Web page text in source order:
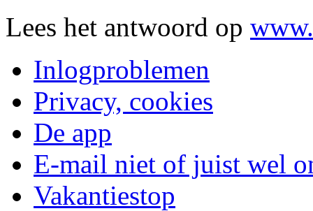
Lees het antwoord op
Inlogproblemen
Privacy, cookies
De app
E-mail niet of juist wel
Vakantiestop